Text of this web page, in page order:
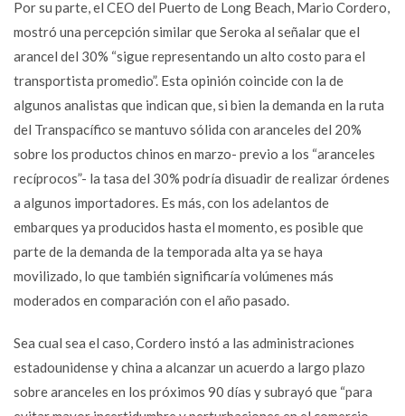
Por su parte, el CEO del Puerto de Long Beach, Mario Cordero,
mostró una percepción similar que Seroka al señalar que el
arancel del 30% “sigue representando un alto costo para el
transportista promedio”. Esta opinión coincide con la de
algunos analistas que indican que, si bien la demanda en la ruta
del Transpacífico se mantuvo sólida con aranceles del 20%
sobre los productos chinos en marzo- previo a los “aranceles
recíprocos”- la tasa del 30% podría disuadir de realizar órdenes
a algunos importadores. Es más, con los adelantos de
embarques ya producidos hasta el momento, es posible que
parte de la demanda de la temporada alta ya se haya
movilizado, lo que también significaría volúmenes más
moderados en comparación con el año pasado.
Sea cual sea el caso, Cordero instó a las administraciones
estadounidense y china a alcanzar un acuerdo a largo plazo
sobre aranceles en los próximos 90 días y subrayó que “para